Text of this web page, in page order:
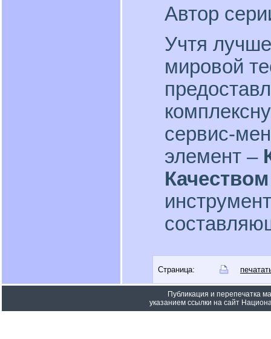
Автор
Учтя
мировой
сервис-
элемент –
Страница:
Публикация и перепечатка
указанием ссылки на сайт